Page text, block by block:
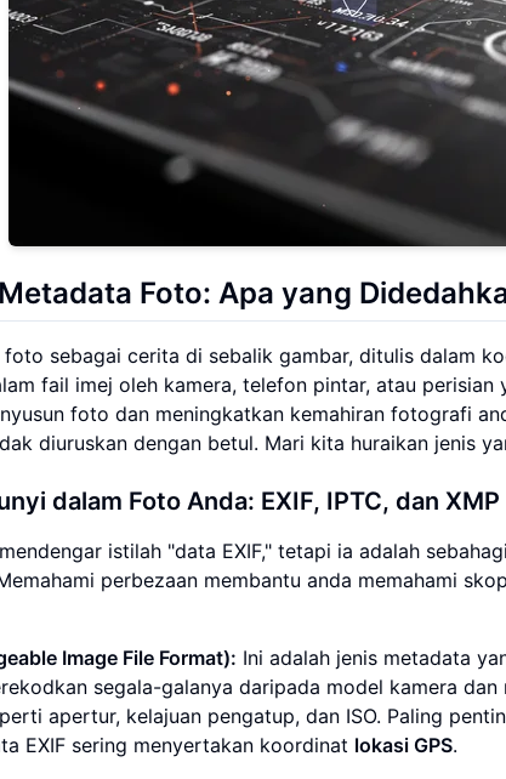
Foto: Apa yang
sebagai cerita di sebalik gambar, ditulis dalam
fail imej oleh kamera, telefon pintar, atau perisian
foto dan meningkatkan kemahiran fotografi
diuruskan dengan betul. Mari kita huraikan jenis
dalam Foto Anda: EXIF, IPTC, dan
istilah "data EXIF," tetapi ia adalah
perbezaan membantu anda memahami
Image File Format): Ini adalah jenis metadata
segala-galanya daripada model kamera
apertur, kelajuan pengatup, dan ISO. Paling
EXIF sering menyertakan koordinat lokasi GPS.